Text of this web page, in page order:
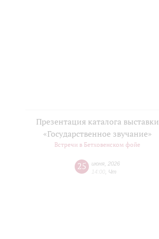
Презентация каталога выставки
«Государственное звучание»
Встречи в Бетховенском фойе
25 июня 2026
14:00 Чт